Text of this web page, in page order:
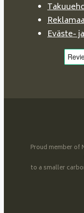
Eväste-
Proud member of
to a smaller